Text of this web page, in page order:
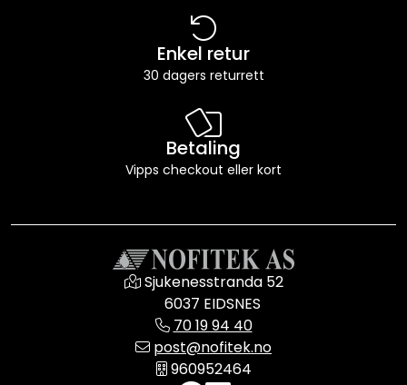
Enkel retur
30 dagers returrett
Betaling
Vipps checkout eller kort
Sjukenesstranda 52
6037 EIDSNES
70 19 94 40
post@nofitek.no
960952464